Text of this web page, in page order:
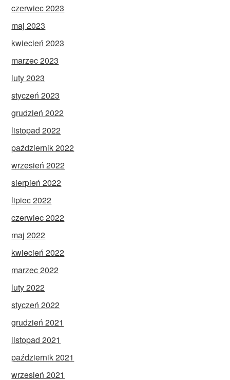
czerwiec 2023
maj 2023
kwiecień 2023
marzec 2023
luty 2023
styczeń 2023
grudzień 2022
listopad 2022
październik 2022
wrzesień 2022
sierpień 2022
lipiec 2022
czerwiec 2022
maj 2022
kwiecień 2022
marzec 2022
luty 2022
styczeń 2022
grudzień 2021
listopad 2021
październik 2021
wrzesień 2021